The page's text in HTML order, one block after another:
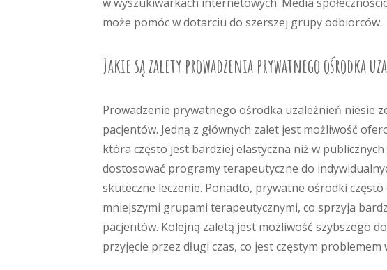
może pomóc w dotarciu do szerszej grupy odbiorców.
Jakie są zalety prowadzenia prywatnego ośrodka
Prowadzenie prywatnego ośrodka uzależnień niesie
pacjentów. Jedną z głównych zalet jest możliwość
która często jest bardziej elastyczna niż w
dostosować programy terapeutyczne do
skuteczne leczenie. Ponadto, prywatne ośrodki
mniejszymi grupami terapeutycznymi, co sprzyja
pacjentów. Kolejną zaletą jest możliwość szybszego
przyjęcie przez długi czas, co jest częstym